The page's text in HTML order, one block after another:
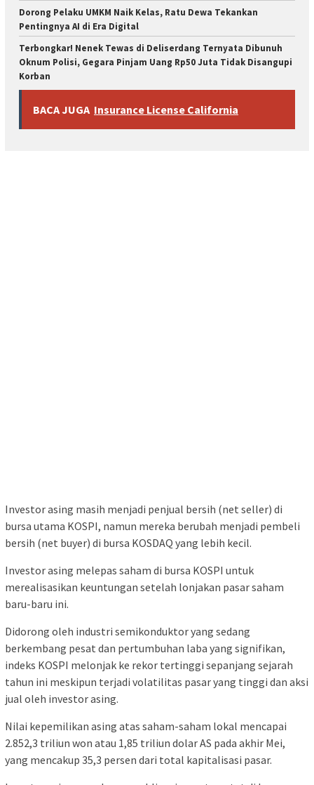
Dorong Pelaku UMKM Naik Kelas, Ratu Dewa Tekankan
Pentingnya AI di Era Digital
Terbongkar! Nenek Tewas di Deliserdang Ternyata Dibunuh
Oknum Polisi, Gegara Pinjam Uang Rp50 Juta Tidak Disangupi
Korban
BACA JUGA Insurance License California
Investor asing masih menjadi penjual bersih (net seller) di
bursa utama KOSPI, namun mereka berubah menjadi pembeli
bersih (net buyer) di bursa KOSDAQ yang lebih kecil.
Investor asing melepas saham di bursa KOSPI untuk
merealisasikan keuntungan setelah lonjakan pasar saham
baru-baru ini.
Didorong oleh industri semikonduktor yang sedang
berkembang pesat dan pertumbuhan laba yang signifikan,
indeks KOSPI melonjak ke rekor tertinggi sepanjang sejarah
tahun ini meskipun terjadi volatilitas pasar yang tinggi dan aksi
jual oleh investor asing.
Nilai kepemilikan asing atas saham-saham lokal mencapai
2.852,3 triliun won atau 1,85 triliun dolar AS pada akhir Mei,
yang mencakup 35,3 persen dari total kapitalisasi pasar.